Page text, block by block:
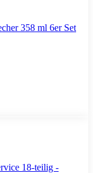
358 ml 6er Set
18-teilig -